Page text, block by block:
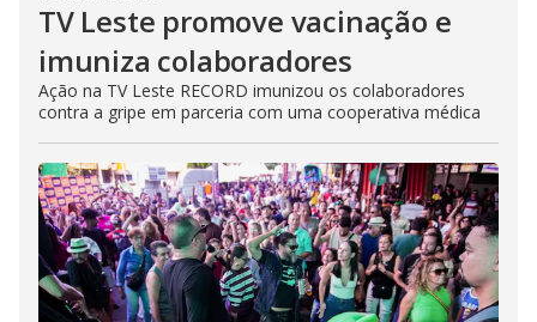
TV Leste promove vacinação e
imuniza colaboradores
Ação na TV Leste RECORD imunizou os colaboradores
contra a gripe em parceria com uma cooperativa médica